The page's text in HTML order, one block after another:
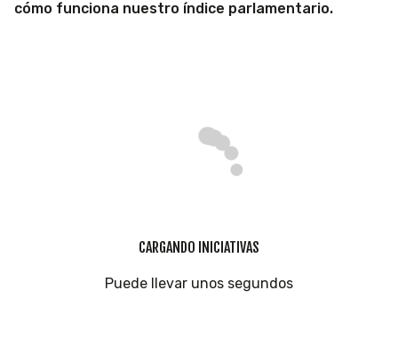
cómo funciona nuestro índice parlamentario.
CARGANDO INICIATIVAS
Puede llevar unos segundos